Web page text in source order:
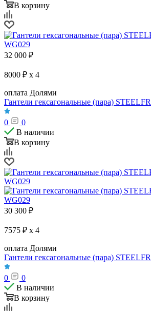
В корзину
32 000 ₽
8000 ₽ x 4
оплата Долями
Гантели гексагональные (пара)
0
0
В наличии
В корзину
30 300 ₽
7575 ₽ x 4
оплата Долями
Гантели гексагональные (пара)
0
0
В наличии
В корзину